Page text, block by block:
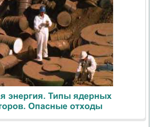
энергия. Типы ядерных
Опасные отходы